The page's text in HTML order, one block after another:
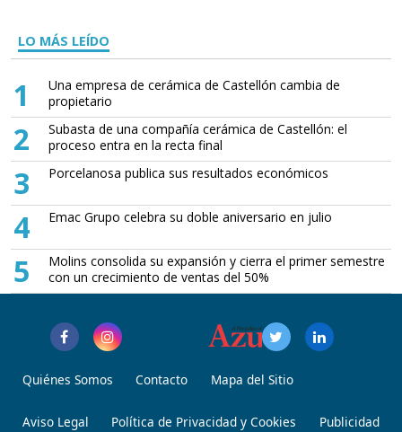
LO MÁS LEÍDO
1
Una empresa de cerámica de Castellón cambia de
propietario
2
Subasta de una compañía cerámica de Castellón: el
proceso entra en la recta final
3 Porcelanosa publica sus resultados económicos
4 Emac Grupo celebra su doble aniversario en julio
5
Molins consolida su expansión y cierra el primer semestre
con un crecimiento de ventas del 50%
Quiénes Somos Contacto Mapa del Sitio
Aviso Legal Política de Privacidad y Cookies Publicidad